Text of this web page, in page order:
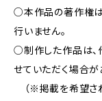
○本作品の著作権
行いません。
○制作した作品は、
せていただく場合が
（※掲載を希望さ